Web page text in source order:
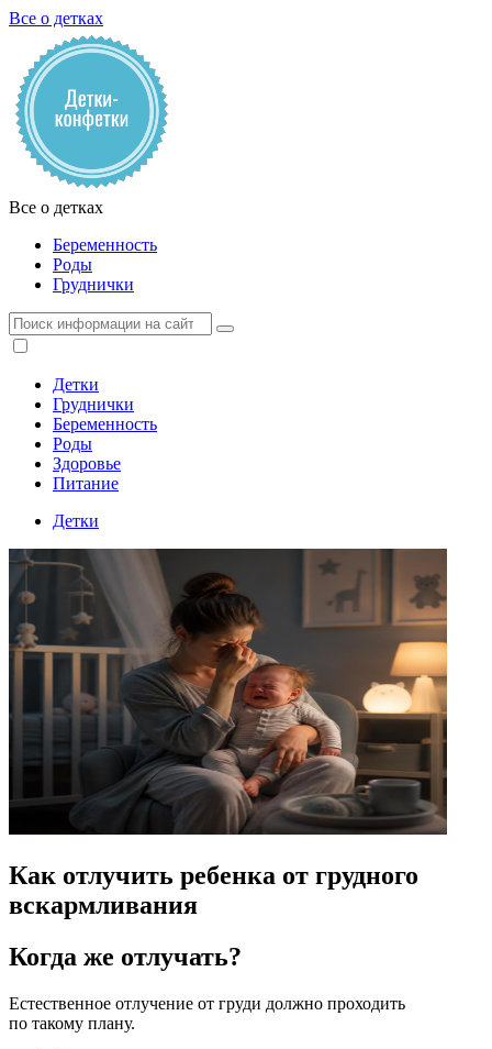
Все о детках
Все о детках
Беременность
Роды
Груднички
Детки
Груднички
Беременность
Роды
Здоровье
Питание
Детки
Как отлучить ребенка от грудного
вскармливания
Когда же отлучать?
Естественное отлучение от груди должно проходить
по такому плану.